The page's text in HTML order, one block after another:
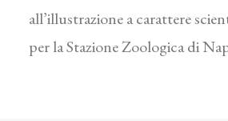
all’illustrazione a carattere
per la Stazione Zoologica di